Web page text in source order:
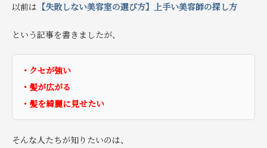
以前は 【失敗しない美容室の選び方】上手い美容師の探し方
という記事を書きましたが、
・クセが強い
・髪が広がる
・髪を綺麗に見せたい
そんな人たちが知りたいのは、